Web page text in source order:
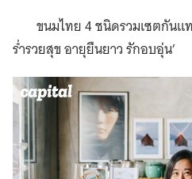
ขนมไทย 4 ชนิดรวมเซตกันแ
ร่ำรวยสุข อายุยืนยาว รักอบอุ่น’